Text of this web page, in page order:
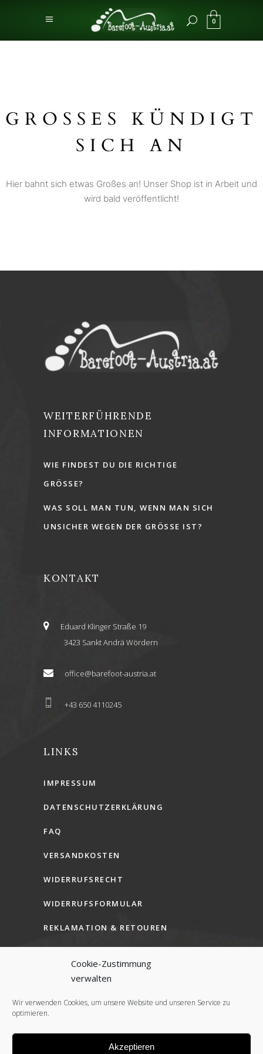
Cookie-Zustimmung
verwalten
Wir verwenden Cookies, um unsere Website und unseren Service zu
optimieren.
Akzeptieren
0
GROSSES KÜNDIGT S
ICH AN
Hier bahnt sich etwas Großes an! Unser Shop ist in Arbeit und
wird bald veröffentlicht!
WEITERFÜHRENDE
INFORMATIONEN
WIE FINDEST DU DIE RICHTIGE
GRÖSSE?
WAS SOLL MAN TUN, WENN MAN SICH
UNSICHER WEGEN DER GRÖSSE IST?
KONTAKT
Eduard Klinger Straße 19
3423 Sankt Andrä Wördern
office@barefoot-austria.at
+43 650 4110245
LINKS
IMPRESSUM
DATENSCHUTZERKLÄRUNG
FAQ
VERSANDKOSTEN
WIDERRUFSRECHT
WIDERRUFSFORMULAR
REKLAMATION & RETOUREN
AGB (B2B)
COOKIE-RICHTLINIE (EU)